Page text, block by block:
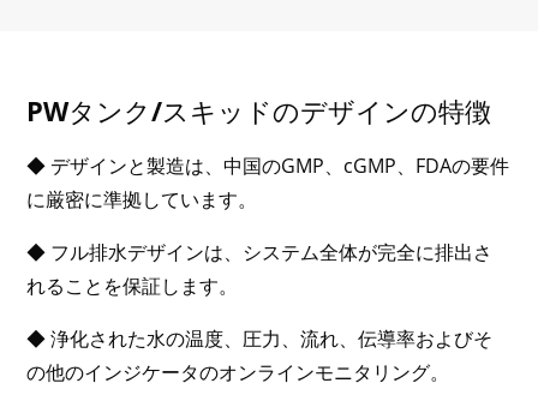
PWタンク/スキッドのデザインの特徴
◆ デザインと製造は、中国のGMP、cGMP、FDAの要件
に厳密に準拠しています。
◆ フル排水デザインは、システム全体が完全に排出さ
れることを保証します。
◆ 浄化された水の温度、圧力、流れ、伝導率およびそ
の他のインジケータのオンラインモニタリング。